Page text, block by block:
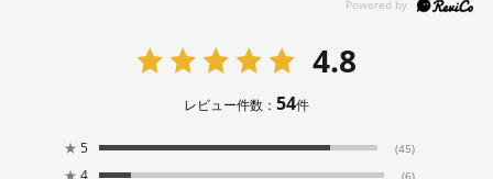
4.8
レビュー件数： 54件
★ 5 (45)
★ 4 (6)